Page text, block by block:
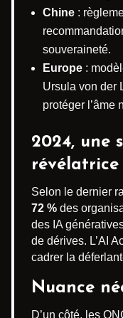
Chine :
souveraineté.
Europe :
Ursula von der
protéger l’âme
2024, une
révélatrice
Selon le dernier
72 % des
des IA
de dérives. L’AI
cadrer la
Nuance
D’un côté, les